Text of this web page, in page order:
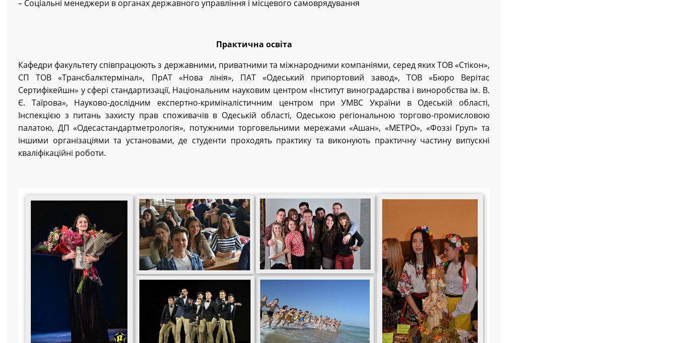
– Соціальні менеджери в органах державного управління і місцевого самоврядування
Практична освіта
Кафедри факультету співпрацюють з державними, приватними та міжнародними компаніями, серед яких ТОВ «Стікон»,
СП ТОВ «Трансбалктермінал», ПрАТ «Нова лінія», ПАТ «Одеський припортовий завод», ТОВ «Бюро Верітас
Сертифікейшн» у сфері стандартизації, Національним науковим центром «Інститут виноградарства і виноробства ім. В.
Є. Таїрова», Науково-дослідним експертно-криміналістичним центром при УМВС України в Одеській області,
Інспекцією з питань захисту прав споживачів в Одеській області, Одеською регіональною торгово-промисловою
палатою, ДП «Одесастандартметрологія», потужними торговельними мережами «Ашан», «МЕТРО», «Фоззі Груп» та
іншими організаціями та установами, де студенти проходять практику та виконують практичну частину випускні
кваліфікаційні роботи.